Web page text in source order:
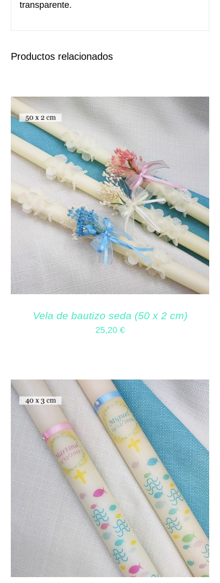
transparente.
Productos relacionados
Vela de bautizo seda (50 x 2 cm)
25,20 €